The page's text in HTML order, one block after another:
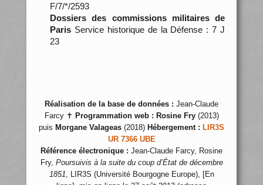
F/7/*/2593
Dossiers des commissions militaires de
ParisService historique de la Défense : 7 J
23
Réalisation de la base de données : Jean-Claude
Farcy ✝ Programmation web : Rosine Fry(2013)
puis Morgane Valageas (2018) Hébergement : LIR3S
UR 7366 UBE
Référence électronique : Jean-Claude Farcy, Rosine
Fry, Poursuivis à la suite du coup d’État de décembre
1851, LIR3S (Université Bourgogne Europe), [En